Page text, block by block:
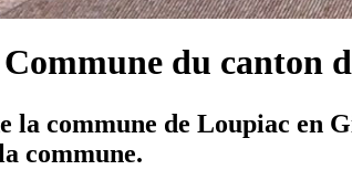
du canton
la commune de Loupiac en
commune.